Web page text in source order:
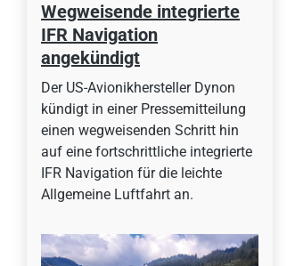
Wegweisende integrierte
IFR Navigation
angekündigt
Der US-Avionikhersteller Dynon
kündigt in einer Pressemitteilung
einen wegweisenden Schritt hin
auf eine fortschrittliche integrierte
IFR Navigation für die leichte
Allgemeine Luftfahrt an.